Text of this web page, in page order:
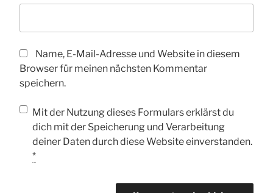
Name, E-Mail-Adresse und Website in diesem
Browser für meinen nächsten Kommentar
speichern.
Mit der Nutzung dieses Formulars erklärst du
dich mit der Speicherung und Verarbeitung
deiner Daten durch diese Website einverstanden.
*